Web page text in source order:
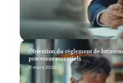
Obtention du règlement de
processus essentiels
11 mars 2026